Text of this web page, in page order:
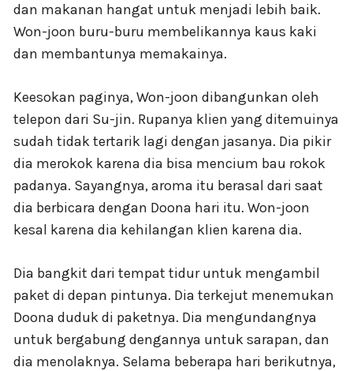
dan makanan hangat untuk menjadi lebih baik.
Won-joon buru-buru membelikannya kaus kaki
dan membantunya memakainya.
Keesokan paginya, Won-joon dibangunkan oleh
telepon dari Su-jin. Rupanya klien yang ditemuinya
sudah tidak tertarik lagi dengan jasanya. Dia pikir
dia merokok karena dia bisa mencium bau rokok
padanya. Sayangnya, aroma itu berasal dari saat
dia berbicara dengan Doona hari itu. Won-joon
kesal karena dia kehilangan klien karena dia.
Dia bangkit dari tempat tidur untuk mengambil
paket di depan pintunya. Dia terkejut menemukan
Doona duduk di paketnya. Dia mengundangnya
untuk bergabung dengannya untuk sarapan, dan
dia menolaknya. Selama beberapa hari berikutnya,